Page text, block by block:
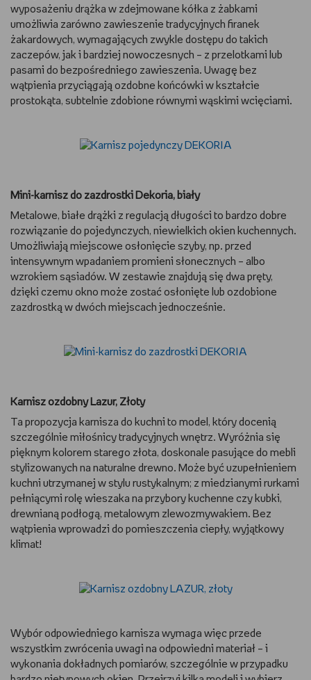
wyposażeniu drążka w zdejmowane kółka z żabkami
umożliwia zarówno zawieszenie tradycyjnych firanek
żakardowych, wymagających zwykle dostępu do takich
zaczepów, jak i bardziej nowoczesnych – z przelotkami lub
pasami do bezpośredniego zawieszenia. Uwagę bez
wątpienia przyciągają ozdobne końcówki w kształcie
prostokąta, subtelnie zdobione równymi wąskimi wcięciami.
Mini-karnisz do zazdrostki Dekoria, biały
Metalowe, białe drążki z regulacją długości to bardzo dobre
rozwiązanie do pojedynczych, niewielkich okien kuchennych.
Umożliwiają miejscowe osłonięcie szyby, np. przed
intensywnym wpadaniem promieni słonecznych – albo
wzrokiem sąsiadów. W zestawie znajdują się dwa pręty,
dzięki czemu okno może zostać osłonięte lub ozdobione
zazdrostką w dwóch miejscach jednocześnie.
Karnisz ozdobny Lazur, Złoty
Ta propozycja karnisza do kuchni to model, który docenią
szczególnie miłośnicy tradycyjnych wnętrz. Wyróżnia się
pięknym kolorem starego złota, doskonale pasujące do mebli
stylizowanych na naturalne drewno. Może być uzupełnieniem
kuchni utrzymanej w stylu rustykalnym; z miedzianymi rurkami
pełniącymi rolę wieszaka na przybory kuchenne czy kubki,
drewnianą podłogą, metalowym zlewozmywakiem. Bez
wątpienia wprowadzi do pomieszczenia ciepły, wyjątkowy
klimat!
Wybór odpowiedniego karnisza wymaga więc przede
wszystkim zwrócenia uwagi na odpowiedni materiał – i
wykonania dokładnych pomiarów, szczególnie w przypadku